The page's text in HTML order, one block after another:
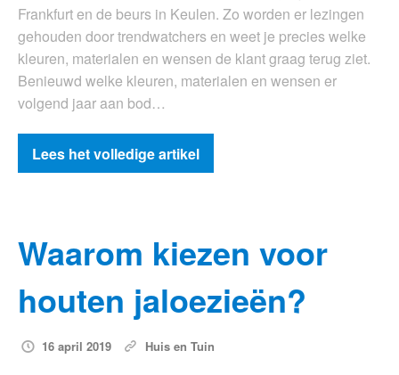
Frankfurt en de beurs in Keulen. Zo worden er lezingen
gehouden door trendwatchers en weet je precies welke
kleuren, materialen en wensen de klant graag terug ziet.
Benieuwd welke kleuren, materialen en wensen er
volgend jaar aan bod…
Lees het volledige artikel
Waarom kiezen voor
houten jaloezieën?
16 april 2019 Huis en Tuin